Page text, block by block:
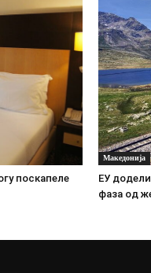
поскапеле
Македонија
ЕУ
фаза од